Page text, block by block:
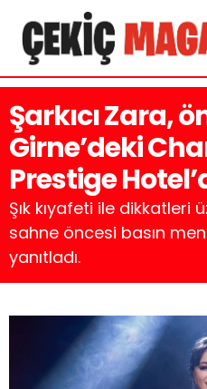
Şarkıcı Zara,
Girne’deki
Prestige
Şık kıyafeti ile dikkatleri
sahne öncesi basın
yanıtladı.